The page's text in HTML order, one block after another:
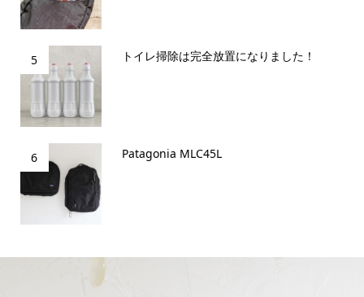
5 トイレ掃除は完全放置になりました！
6 Patagonia MLC45L